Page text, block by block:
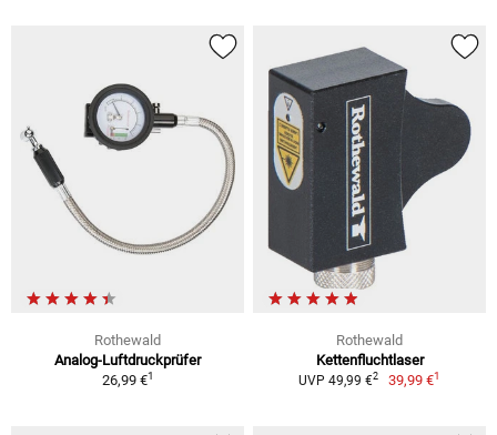
Rothewald
Analog-Luftdruckprüfer
26,99 €1
Rothewald
Kettenfluchtlaser
UVP 49,99 €2 39,99 €1